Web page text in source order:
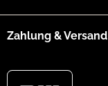
Zahlung & Versand